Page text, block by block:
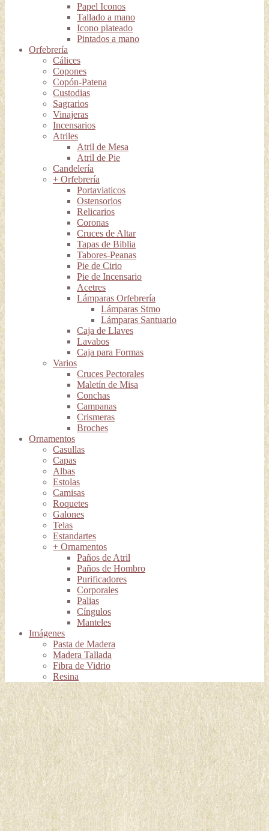
Papel Iconos
Tallado a mano
Icono plateado
Pintados a mano
Orfebrería
Cálices
Copones
Copón-Patena
Custodias
Sagrarios
Vinajeras
Incensarios
Atriles
Atril de Mesa
Atril de Pie
Candelería
+ Orfebrería
Portaviaticos
Ostensorios
Relicarios
Coronas
Cruces de Altar
Tapas de Biblia
Tabores-Peanas
Pie de Cirio
Pie de Incensario
Acetres
Lámparas Orfebrería
Lámparas Stmo
Lámparas Santuario
Caja de Llaves
Lavabos
Caja para Formas
Varios
Cruces Pectorales
Maletín de Misa
Conchas
Campanas
Crismeras
Broches
Ornamentos
Casullas
Capas
Albas
Estolas
Camisas
Roquetes
Galones
Telas
Estandartes
+ Ornamentos
Paños de Atril
Paños de Hombro
Purificadores
Corporales
Palias
Cíngulos
Manteles
Imágenes
Pasta de Madera
Madera Tallada
Fibra de Vidrio
Resina